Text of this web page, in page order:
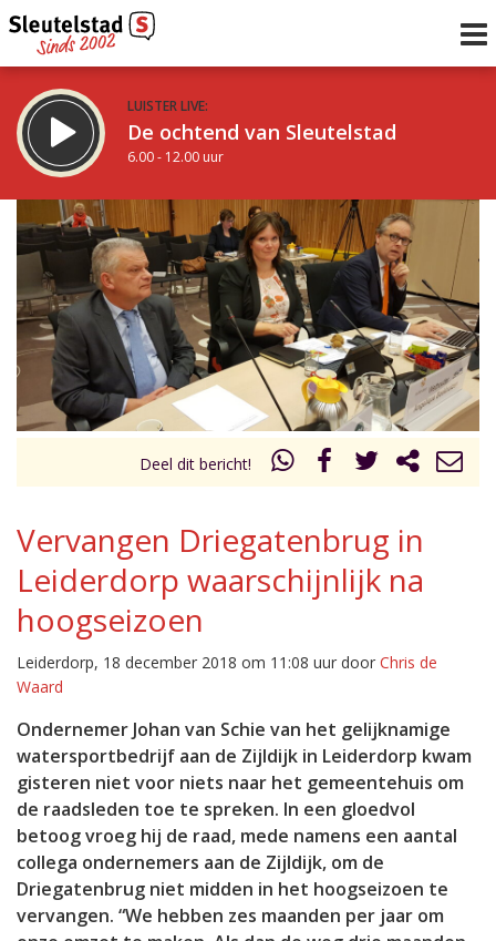
LUISTER LIVE:
De ochtend van Sleutelstad
6.00 - 12.00 uur
STRAKS:
De middag van Sleutelstad
12.00 - 19.00 uur
Vorig uur
uur 1 van 0 Volgend uur
Inklappen
Deel dit bericht!
Vervangen Driegatenbrug in
Leiderdorp waarschijnlijk na
hoogseizoen
Leiderdorp, 18 december 2018 om 11:08 uur door Chris de
Waard
Ondernemer Johan van Schie van het gelijknamige
watersportbedrijf aan de Zijldijk in Leiderdorp kwam
gisteren niet voor niets naar het gemeentehuis om
de raadsleden toe te spreken. In een gloedvol
betoog vroeg hij de raad, mede namens een aantal
collega ondernemers aan de Zijldijk, om de
Driegatenbrug niet midden in het hoogseizoen te
vervangen. “We hebben zes maanden per jaar om